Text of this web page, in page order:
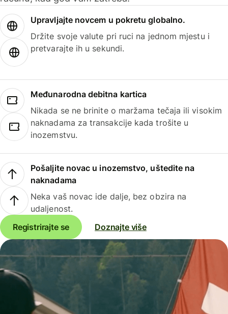
Upravljajte novcem u pokretu globalno.
Držite svoje valute pri ruci na jednom mjestu i
pretvarajte ih u sekundi.
Međunarodna debitna kartica
Nikada se ne brinite o maržama tečaja ili visokim
naknadama za transakcije kada trošite u
inozemstvu.
Pošaljite novac u inozemstvo, uštedite na
naknadama
Neka vaš novac ide dalje, bez obzira na
udaljenost.
Registrirajte se
Doznajte više